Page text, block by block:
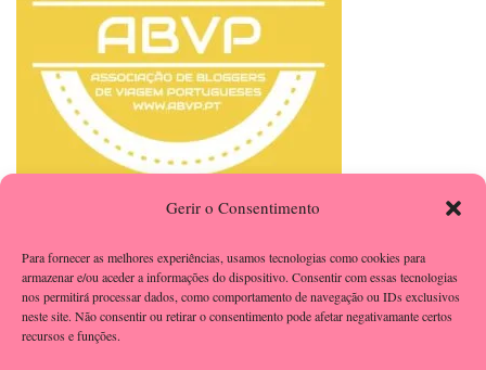
Gerir o Consentimento
Para fornecer as melhores experiências, usamos tecnologias como cookies para
armazenar e/ou aceder a informações do dispositivo. Consentir com essas tecnologias
nos permitirá processar dados, como comportamento de navegação ou IDs exclusivos
neste site. Não consentir ou retirar o consentimento pode afetar negativamante certos
recursos e funções.